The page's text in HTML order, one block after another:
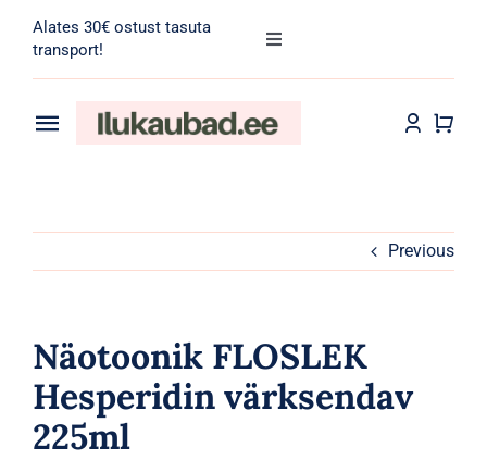
content
Alates 30€ ostust tasuta
transport!
Toggle
for:
Toggle
Meik
Tarvikud
Previous
Näotoonik FLOSLEK
Hesperidin värksendav
225ml